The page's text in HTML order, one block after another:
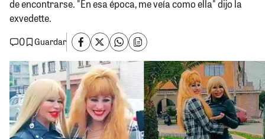
de encontrarse. "En esa época, me veía como ella" dijo la
exvedette.
0
Guardar